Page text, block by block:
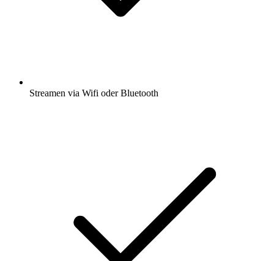
Streamen via Wifi oder Bluetooth